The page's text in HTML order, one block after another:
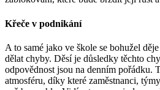
Křeče v podnikání
A to samé jako ve škole se bohužel
dělat chyby. Děsí je důsledky těchto
odpovědnost jsou na denním pořádku.
atmosféru, díky které zaměstnanci,